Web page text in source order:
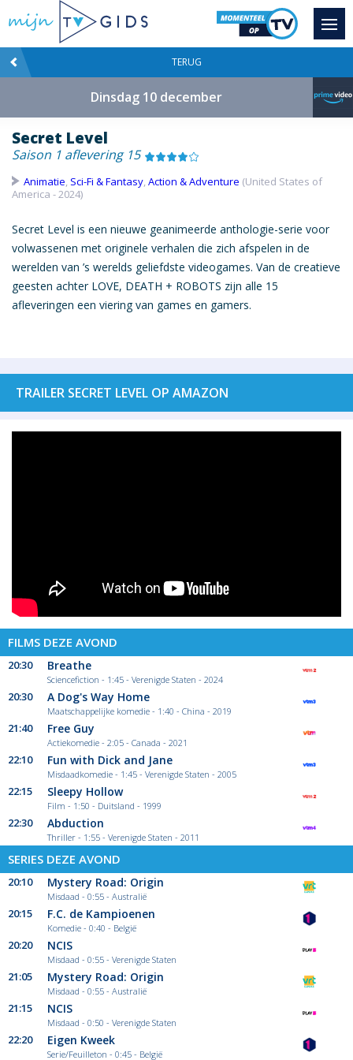
TERUG
Dinsdag 10 december
Secret Level
Saison 1 aflevering 15
Animatie, Sci-Fi & Fantasy,Action & Adventure (United States of
America - 2024)
Secret Level is een nieuwe geanimeerde anthologie-serie voor
volwassenen met originele verhalen die zich afspelen in de
werelden van ’s werelds geliefdste videogames. Van de creatieve
geesten achter LOVE, DEATH + ROBOTS zijn alle 15
afleveringen een viering van games en gamers.
TRAILER SECRET LEVEL OP AMAZON
FILMS DEZE AVOND
20:30 Breathe
Sciencefiction - 1:45 - Verenigde Staten - 2024
20:30 A Dog's Way Home
Maatschappelijke komedie - 1:40 - China - 2019
21:40 Free Guy
Actiekomedie - 2:05 - Canada - 2021
22:10 Fun with Dick and Jane
Misdaadkomedie - 1:45 - Verenigde Staten - 2005
22:15 Sleepy Hollow
Film - 1:50 - Duitsland - 1999
22:30 Abduction
Thriller - 1:55 - Verenigde Staten - 2011
SERIES DEZE AVOND
20:10 Mystery Road: Origin
Misdaad - 0:55 - Australië
20:15 F.C. de Kampioenen
Komedie - 0:40 - België
20:20 NCIS
Misdaad - 0:55 - Verenigde Staten
21:05 Mystery Road: Origin
Misdaad - 0:55 - Australië
21:15 NCIS
Misdaad - 0:50 - Verenigde Staten
22:20 Eigen Kweek
Serie/Feuilleton - 0:45 - België